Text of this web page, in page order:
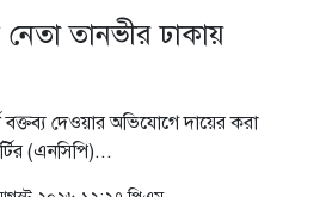
তানভীর ঢাকায়
বক্তব্য দেওয়ার অভিযোগে দায়ের করা
(এনসিপি)...